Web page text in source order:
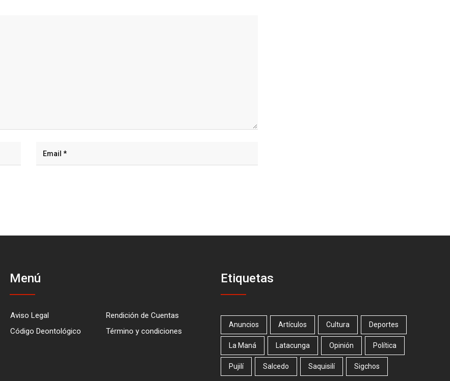
Menú
Aviso Legal
Rendición de Cuentas
Código Deontológico
Término y condiciones
Etiquetas
Anuncios Artículos Cultura Deportes
La Maná Latacunga Opinión Política
Pujilí Salcedo Saquisilí Sigchos